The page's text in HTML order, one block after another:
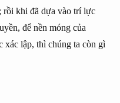
rồi khi đã dựa vào trí lực
để nền móng của
xác lập, thì chúng ta còn gì